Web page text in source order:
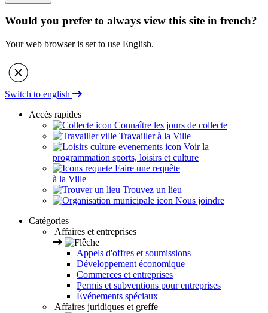
Would you prefer to always view this site in french?
Your web browser is set to use English.
Switch to english
Accès rapides
Connaître les jours de collecte
Travailler à la Ville
Voir la
programmation sports, loisirs et culture
Faire une requête
à la Ville
Trouvez un lieu
Nous joindre
Catégories
Affaires et entreprises
Appels d'offres et soumissions
Développement économique
Commerces et entreprises
Permis et subventions pour entreprises
Événements spéciaux
Affaires juridiques et greffe